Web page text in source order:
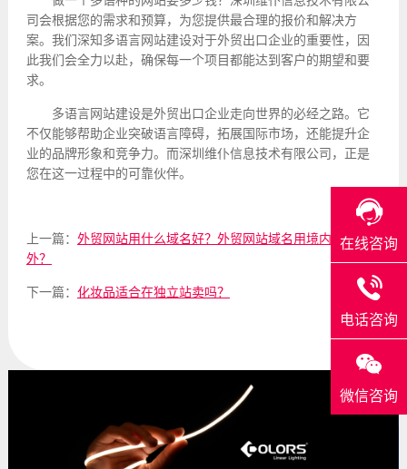
司会根据您的需求和预算，为您提供最合理的报价和解决方
案。我们深知多语言网站建设对于外贸出口企业的重要性，因
此我们会全力以赴，确保每一个项目都能达到客户的期望和要
求。
多语言网站建设是外贸出口企业走向世界的必经之路。它
不仅能够帮助企业突破语言障碍，拓展国际市场，还能提升企
业的品牌形象和竞争力。而深圳维仆信息技术有限公司，正是
您在这一过程中的可靠伙伴。
上一篇： 外贸网站用什么域名好？外贸网站域名用境内还是境
外？
下一篇： 化妆品适合在独立站卖吗？
在线咨询
电话咨询
微信咨询